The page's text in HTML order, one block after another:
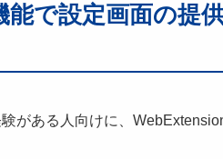
で設定画面の提
がある人向けに、